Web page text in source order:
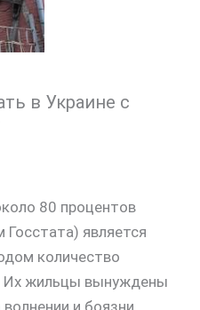
в Украине с
80 процентов
является
количество
Их жильцы вынуждены